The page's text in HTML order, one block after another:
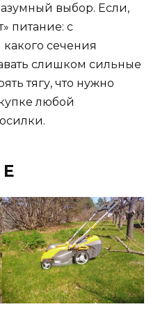
выбор. Если,
питание: с
сечения
слишком сильные
тягу, что нужно
любой